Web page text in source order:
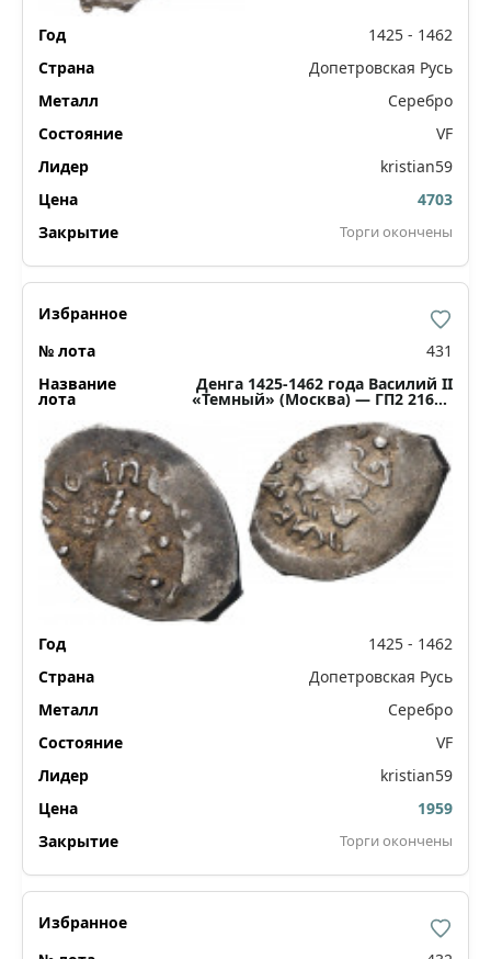
1425 - 1462
Допетровская Русь
Серебро
VF
kristian59
4703
Торги окончены
431
Денга 1425-1462 года Василий II
«Темный» (Москва) — ГП2 2160С
1425 - 1462
Допетровская Русь
Серебро
VF
kristian59
1959
Торги окончены